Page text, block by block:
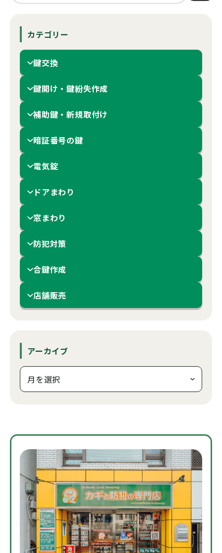
カテゴリー
鍵交換
鍵開け・鍵紛失作成
補助鍵・新規取付け
暗証番号の鍵
電気錠
ドアまわり
窓まわり
防犯対策
合鍵作成
店舗販売
アーカイブ